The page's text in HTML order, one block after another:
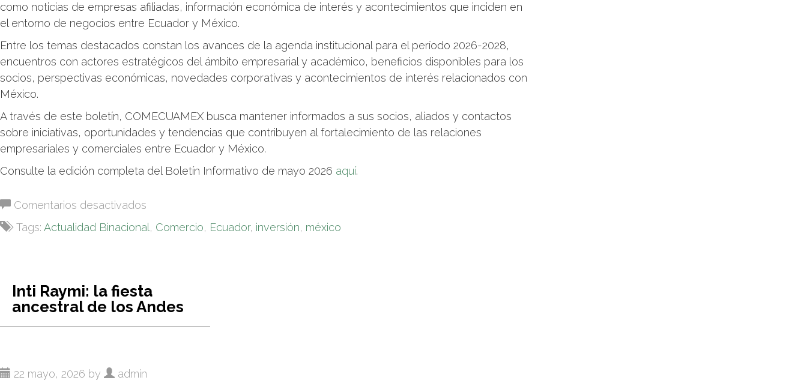
como noticias de empresas afiliadas, información económica de interés y acontecimientos que inciden en
el entorno de negocios entre Ecuador y México.
Entre los temas destacados constan los avances de la agenda institucional para el período 2026-2028,
encuentros con actores estratégicos del ámbito empresarial y académico, beneficios disponibles para los
socios, perspectivas económicas, novedades corporativas y acontecimientos de interés relacionados con
México.
A través de este boletín, COMECUAMEX busca mantener informados a sus socios, aliados y contactos
sobre iniciativas, oportunidades y tendencias que contribuyen al fortalecimiento de las relaciones
empresariales y comerciales entre Ecuador y México.
Consulte la edición completa del Boletín Informativo de mayo 2026 aquí.
Comentarios desactivados
COMECUAMEX
Informativo
de
Tags: Actualidad Binacional , Comercio, Ecuador, inversión, méxico
Inti Raymi: la fiesta
ancestral de los Andes
22 mayo, 2026 by admin